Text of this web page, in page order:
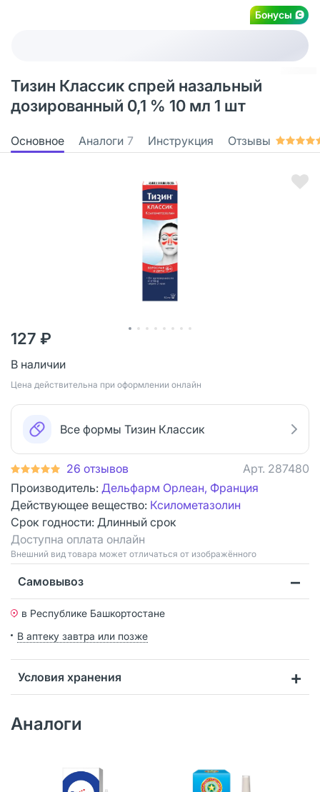
Бонусы
Тизин Классик спрей назальный
дозированный 0,1 % 10 мл 1 шт
Основное Аналоги 7 Инструкция Отзывы
127 ₽
В наличии
Цена действительна при оформлении онлайн
Все формы Тизин Классик
26 отзывов Арт. 287480
Производитель: Дельфарм Орлеан, Франция
Действующее вещество: Ксилометазолин
Срок годности: Длинный срок
Доступна оплата онлайн
Bнешний вид товара может отличаться от изображённого
Самовывоз
в Республике Башкортостане
В аптеку завтра или позже
Условия хранения
Аналоги